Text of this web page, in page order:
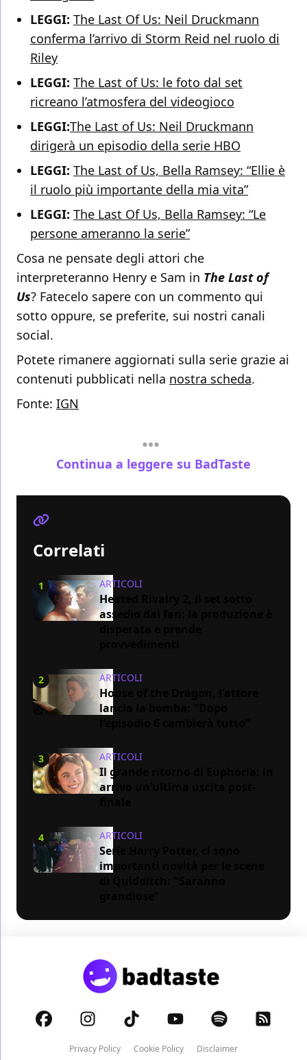
LEGGI: The Last Of Us: Neil Druckmann
conferma l’arrivo di Storm Reid nel ruolo di
Riley
LEGGI: The Last of Us: le foto dal set
ricreano l’atmosfera del videogioco
LEGGI:The Last of Us: Neil Druckmann
dirigerà un episodio della serie HBO
LEGGI: The Last of Us, Bella Ramsey: “Ellie è
il ruolo più importante della mia vita”
LEGGI: The Last Of Us, Bella Ramsey: “Le
persone ameranno la serie”
Cosa ne pensate degli attori che
interpreteranno Henry e Sam in The Last of
Us? Fatecelo sapere con un commento qui
sotto oppure, se preferite, sui nostri canali
social.
Potete rimanere aggiornati sulla serie grazie ai
contenuti pubblicati nella nostra scheda.
Fonte: IGN
Continua a leggere su BadTaste
Correlati
1 ARTICOLI
Heated Rivalry 2, il set sotto
assedio dai fan: la produzione è
2 ARTICOLI
House of the Dragon, l'attore
lancia la bomba: "Dopo
3 ARTICOLI
Il grande ritorno di Euphoria: in
arrivo un’ultima uscita post-
4 ARTICOLI
Serie Harry Potter, ci sono
importanti novità per le scene
Privacy Policy Cookie Policy Disclaimer